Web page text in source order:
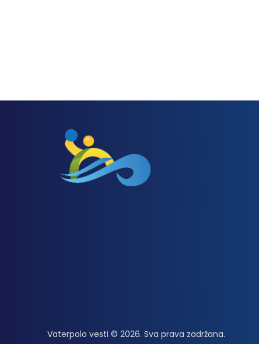
Vaterpolo vesti © 2026. Sva prava zadržana.